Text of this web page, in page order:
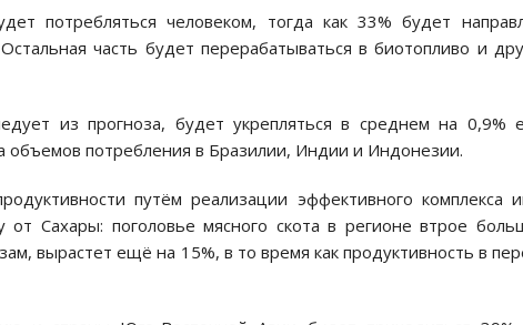
потребляться человеком, тогда как 33% будет
часть будет перерабатываться в биотопливо и
из прогноза, будет укрепляться в среднем на 0,9%
объемов потребления в Бразилии, Индии и Индонезии.
путём реализации эффективного комплекса
от Сахары: поголовье мясного скота в регионе втрое
вырастет ещё на 15%, в то время как продуктивность в